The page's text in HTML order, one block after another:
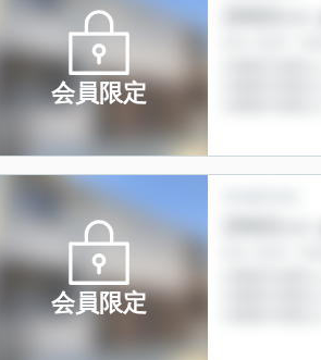
会員限定
会員限定